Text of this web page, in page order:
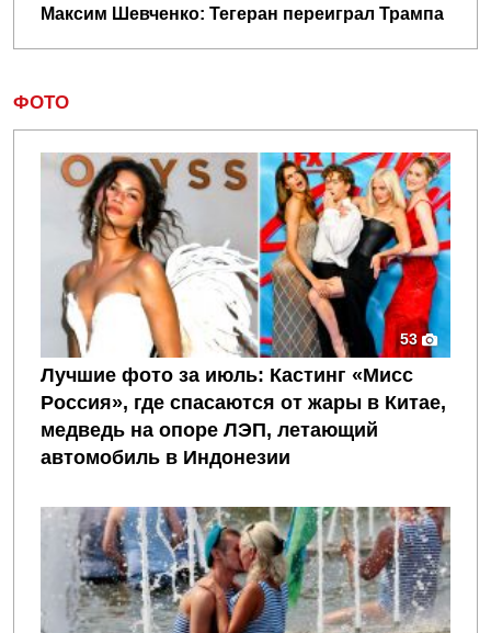
Максим Шевченко: Тегеран переиграл Трампа
ФОТО
53
Лучшие фото за июль: Кастинг «Мисс
Россия», где спасаются от жары в Китае,
медведь на опоре ЛЭП, летающий
автомобиль в Индонезии